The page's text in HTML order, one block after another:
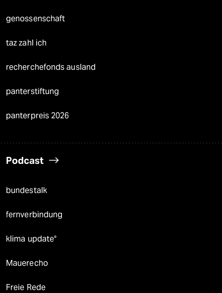
genossenschaft
taz zahl ich
recherchefonds ausland
panterstiftung
panterpreis 2026
Podcast
bundestalk
fernverbindung
klima update°
Mauerecho
Freie Rede